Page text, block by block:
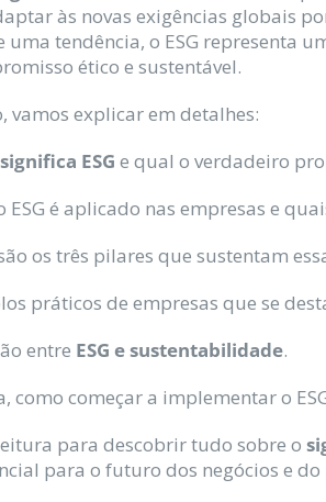
às novas exigências globais
uma tendência, o ESG representa
ético e sustentável.
vamos explicar em detalhes:
ESG e qual o verdadeiro
ESG é aplicado nas empresas e
os três pilares que sustentam
práticos de empresas que se
entre ESG e sustentabilidade.
como começar a implementar o
para descobrir tudo sobre o
para o futuro dos negócios e do